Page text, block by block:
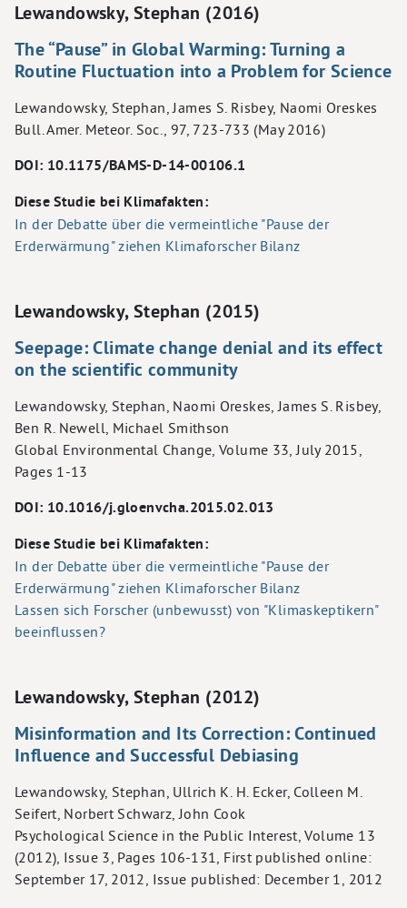
Lewandowsky, Stephan (2016)
The “Pause” in Global Warming: Turning a
Routine Fluctuation into a Problem for Science
Lewandowsky, Stephan, James S. Risbey, Naomi Oreskes
Bull. Amer. Meteor. Soc., 97, 723-733 (May 2016)
DOI: 10.1175/BAMS-D-14-00106.1
Diese Studie bei Klimafakten:
In der Debatte über die vermeintliche "Pause der
Erderwärmung" ziehen Klimaforscher Bilanz
Lewandowsky, Stephan (2015)
Seepage: Climate change denial and its effect
on the scientific community
Lewandowsky, Stephan, Naomi Oreskes, James S. Risbey,
Ben R. Newell, Michael Smithson
Global Environmental Change, Volume 33, July 2015,
Pages 1-13
DOI: 10.1016/j.gloenvcha.2015.02.013
Diese Studie bei Klimafakten:
In der Debatte über die vermeintliche "Pause der
Erderwärmung" ziehen Klimaforscher Bilanz
Lassen sich Forscher (unbewusst) von "Klimaskeptikern"
beeinflussen?
Lewandowsky, Stephan (2012)
Misinformation and Its Correction: Continued
Influence and Successful Debiasing
Lewandowsky, Stephan, Ullrich K. H. Ecker, Colleen M.
Seifert, Norbert Schwarz, John Cook
Psychological Science in the Public Interest, Volume 13
(2012), Issue 3, Pages 106-131, First published online:
September 17, 2012, Issue published: December 1, 2012